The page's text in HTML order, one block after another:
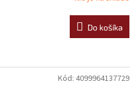
Do košíka
Kód: 4099964137729